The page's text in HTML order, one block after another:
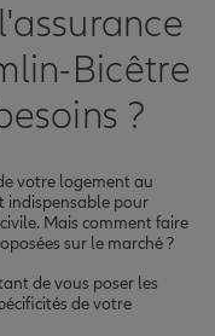
Bicêtre
?
votre logement au
indispensable pour
Mais comment faire
sur le marché ?
de vous poser les
de votre